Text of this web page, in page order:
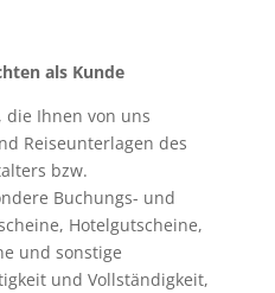
als Kunde
die Ihnen von uns
Reiseunterlagen des
bzw.
Buchungs- und
Hotelgutscheine,
und sonstige
und Vollständigkeit,